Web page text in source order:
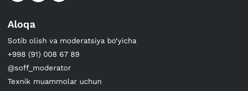
Aloqa
Sotib olish va moderatsiya bo‘yicha
+998 (91) 008 67 89
@soff_moderator
Texnik muammolar uchun